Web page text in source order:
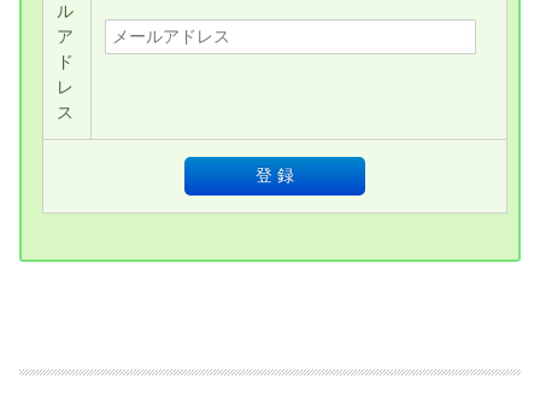
ル
ア
ド
レ
ス